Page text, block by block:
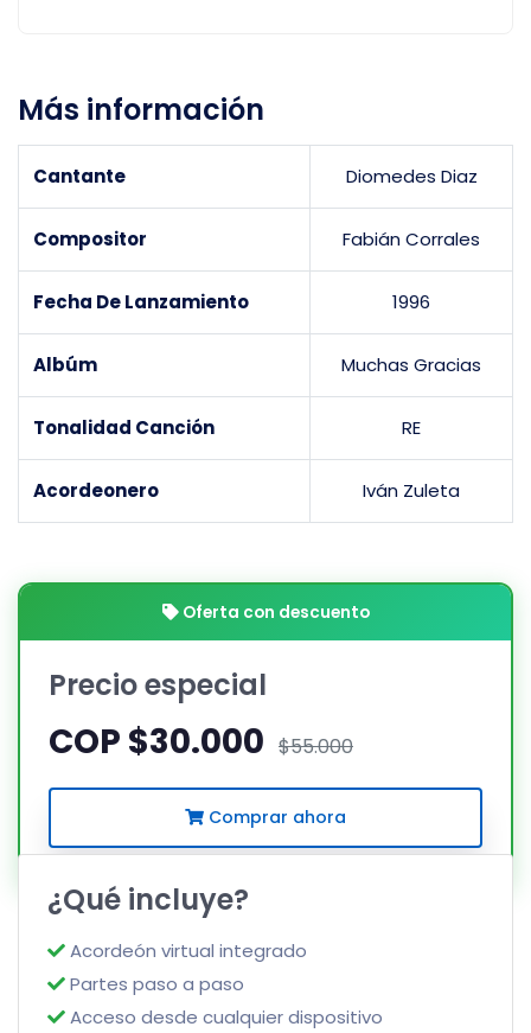
Más información
Cantante Diomedes Diaz
Compositor Fabián Corrales
Fecha De Lanzamiento 1996
Albúm Muchas Gracias
Tonalidad Canción RE
Acordeonero Iván Zuleta
Oferta con descuento
Precio especial
COP $30.000 $55.000
Comprar ahora
¿Qué incluye?
Acordeón virtual integrado
Partes paso a paso
Acceso desde cualquier dispositivo